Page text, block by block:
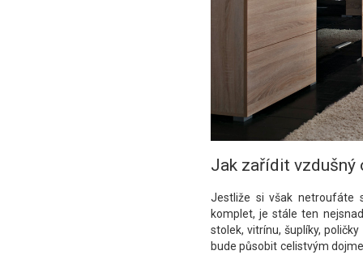
Jak zařídit vzdušný
Jestliže si však netroufáte
komplet, je stále ten
stolek, vitrínu, šuplíky,
bude působit celistvým